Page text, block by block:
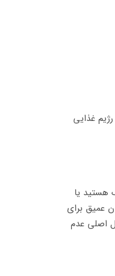
غذایی
هستید یا
عمیق برای
اصلی عدم